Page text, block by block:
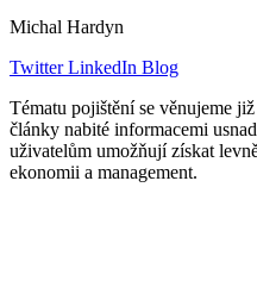
Michal Hardyn
TwitterLinkedIn Blog
Tématu pojištění se věnujeme
články nabité informacemi
uživatelům umožňují získat
ekonomii a management.